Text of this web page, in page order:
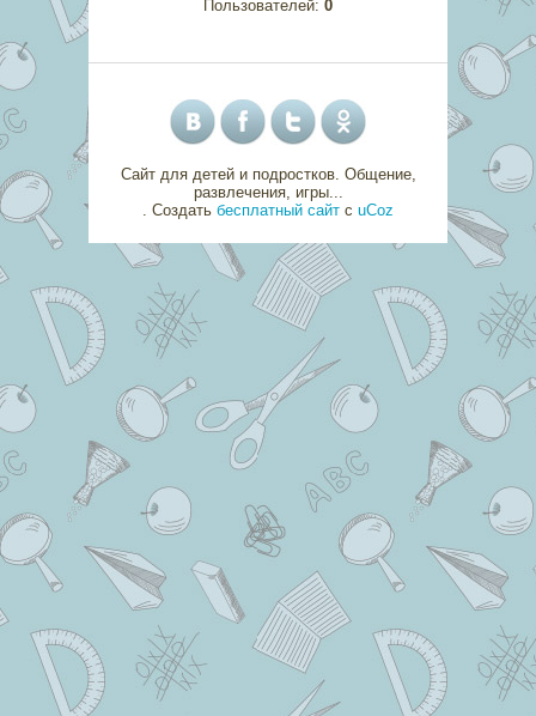
Пользователей: 0
Сайт для детей и подростков. Общение,
развлечения, игры...
Создать бесплатный сайт с uCoz